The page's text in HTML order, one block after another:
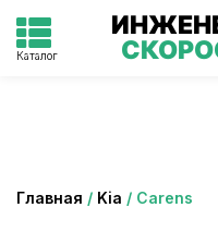
Каталог
Главная / Kia / Carens